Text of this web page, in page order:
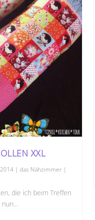
XXL
| das Nähzimmer|
die ich beim Treffen